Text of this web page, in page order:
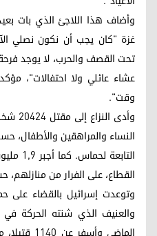
وأضاف هذا اللاجئ الذي بات
غزة "كان يجب أن نكون نصلي
تحت القصف والحرب، لا يوجد فرحة
عشاء عائلي ولا احتفالات"،
وقت".
النساء والمراهقين والأطفال،
القطاع، على الفرار من
وتوعدت إسرائيل بالقضاء
والعنيف الذي شنته الحركة